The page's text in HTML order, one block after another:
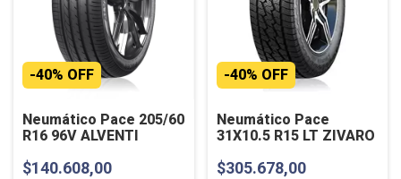
Neumático Pace 205/60
R16 96V ALVENTI
-40% OFF
$140.608,00
Neumático Pace
31X10.5 R15 LT ZIVARO
-40% OFF
$305.678,00